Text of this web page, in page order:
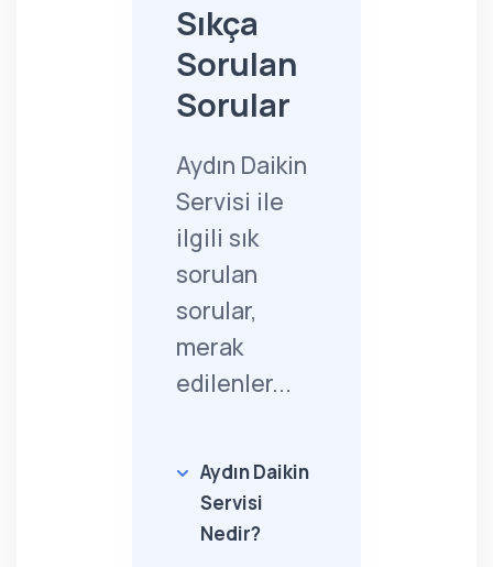
Sıkça
Sorulan
Sorular
Aydın Daikin
Servisi ile
ilgili sık
sorulan
sorular,
merak
edilenler...
Aydın Daikin
Servisi
Nedir?